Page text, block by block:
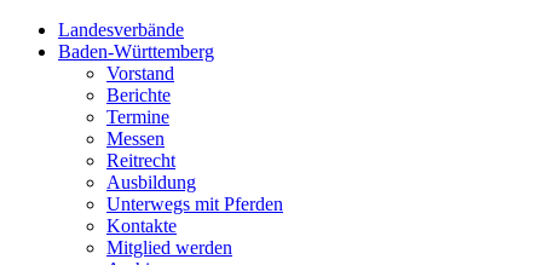
Landesverbände
Baden-Württemberg
Vorstand
Berichte
Termine
Messen
Reitrecht
Ausbildung
Unterwegs mit Pferden
Kontakte
Mitglied werden